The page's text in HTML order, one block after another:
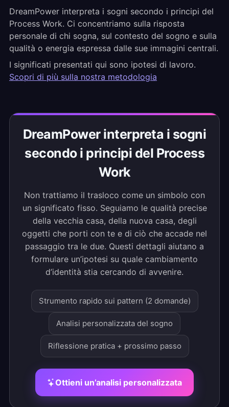
DreamPower interpreta i sogni secondo i principi del
Process Work. Ci concentriamo sulla risposta
personale di chi sogna, sul contesto del sogno e sulla
qualità o energia espressa dalle sue immagini centrali.
I significati presentati qui sono ipotesi di lavoro.
Scopri di più sulla nostra metodologia
DreamPower interpreta i sogni
secondo i principi del Process
Work
Non trattiamo il trasloco come un simbolo con
un significato fisso. Seguiamo le qualità precise
della vecchia casa, della nuova casa, degli
oggetti che porti con te e di ciò che accade nel
passaggio tra le due. Questi dettagli aiutano a
formulare un’ipotesi su quale cambiamento
d’identità stia cercando di avvenire.
Strumento rapido sui pattern (2 domande)
Analisi personalizzata del sogno
Riflessione pratica + prossimo passo
Ottieni un’analisi personalizzata